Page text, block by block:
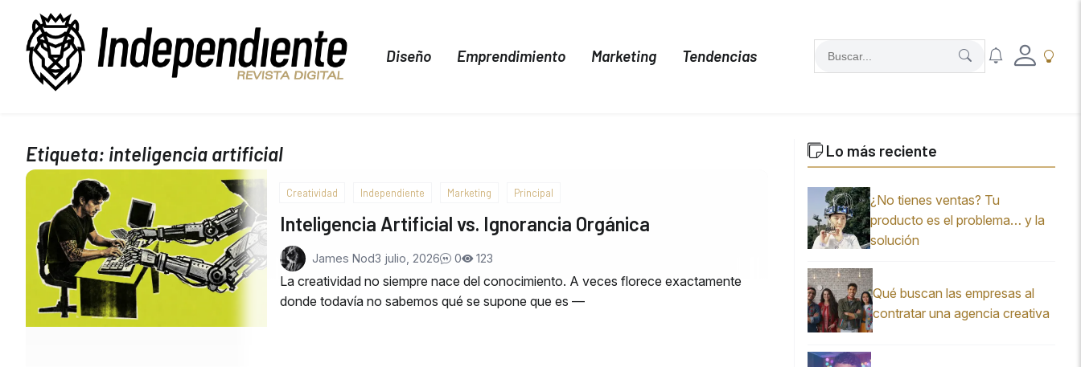
Diseño Emprendimiento Marketing Tendencias
Etiqueta: inteligencia artificial
Creatividad Independiente Marketing Principal
Inteligencia Artificial vs. Ignorancia Orgánica
James Nod3 julio, 2026 0 123
La creatividad no siempre nace del conocimiento. A veces florece exactamente
donde todavía no sabemos qué se supone que es —
Lo más reciente
¿No tienes ventas? Tu
producto es el problema… y la
solución
Qué buscan las empresas al
contratar una agencia creativa